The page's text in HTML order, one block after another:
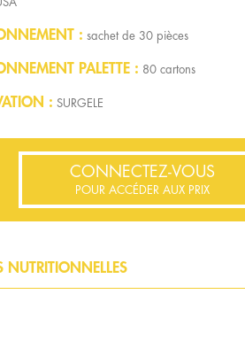
sachet de 30 pièces
PALETTE 80 cartons
SURGELE
CONNECTEZ-VOUS
POUR ACCÉDER AUX PRIX
NUTRITIONNELLES